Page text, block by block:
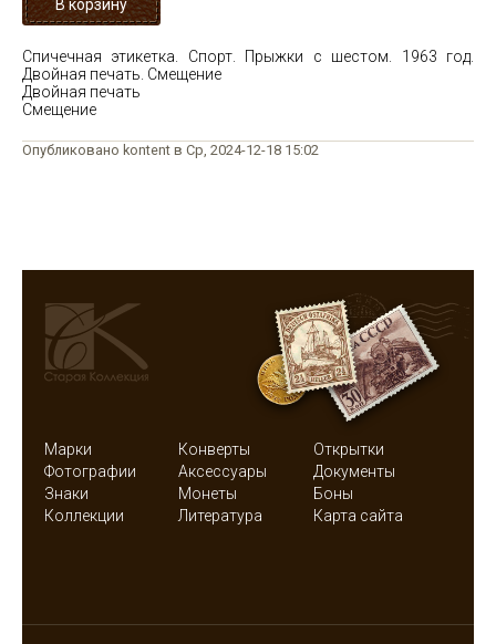
Спичечная этикетка. Спорт. Прыжки с шестом. 1963 год.
Двойная печать. Смещение
Двойная печать
Смещение
Опубликовано kontent в Ср, 2024-12-18 15:02
Марки Конверты
Открытки
Фотографии
Аксессуары
Документы
Знаки
Монеты
Боны
Коллекции
Литература Карта сайта